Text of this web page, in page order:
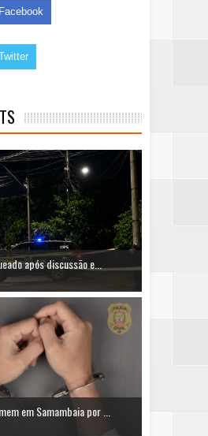
após discussão e...
em Samambaia por ...